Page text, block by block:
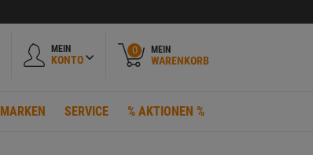
MEIN
KONTO
0 MEIN
WARENKORB
MARKEN SERVICE % AKTIONEN %